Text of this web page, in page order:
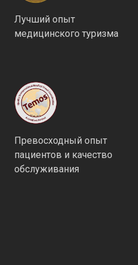
Лучший опыт
медицинского туризма
Превосходный опыт
пациентов и качество
обслуживания